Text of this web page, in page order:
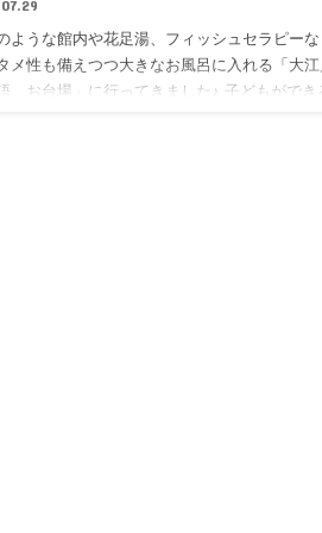
ような館内や花足湯、フィッシュセラピー
メ性も備えつつ大きなお風呂に入れる「大江
お台場」に行ってきました♪ 子どもができ